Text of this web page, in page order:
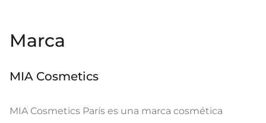
Marca
MIA Cosmetics
MIA Cosmetics París es una marca cosmética